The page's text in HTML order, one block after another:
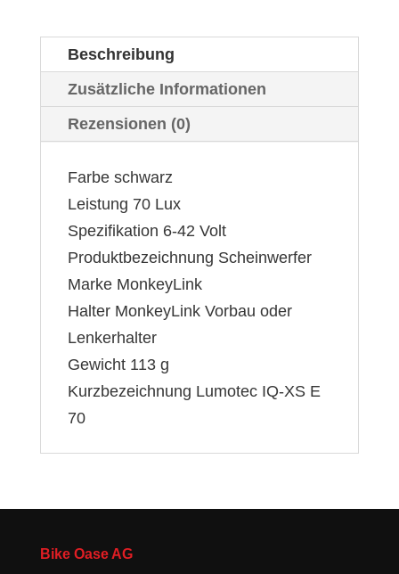
Beschreibung
Zusätzliche Informationen
Rezensionen (0)
Farbe schwarz
Leistung 70 Lux
Spezifikation 6-42 Volt
Produktbezeichnung Scheinwerfer
Marke MonkeyLink
Halter MonkeyLink Vorbau oder
Lenkerhalter
Gewicht 113 g
Kurzbezeichnung Lumotec IQ-XS E
70
Bike Oase AG